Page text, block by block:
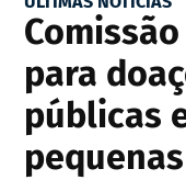
para
públicas
pequenas